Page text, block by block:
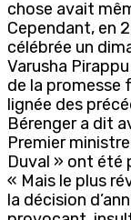
chose avait
Cependant, en
célébrée un
Varusha
de la promesse
lignée des
Bérenger a dit
Premier
Duval » ont été
« Mais le plus
la décision